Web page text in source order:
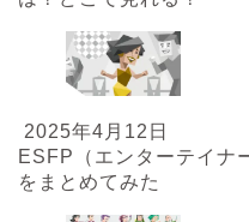
2025年4月12日
ESFP（エンターテイナ
をまとめてみた